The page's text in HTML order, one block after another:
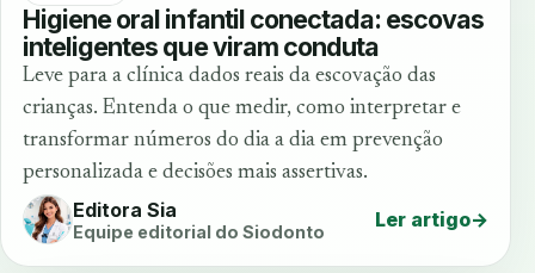
Higiene oral infantil conectada: escovas
inteligentes que viram conduta
Leve para a clínica dados reais da escovação das
crianças. Entenda o que medir, como interpretar e
transformar números do dia a dia em prevenção
personalizada e decisões mais assertivas.
Editora Sia
Equipe editorial do Siodonto Ler artigo→